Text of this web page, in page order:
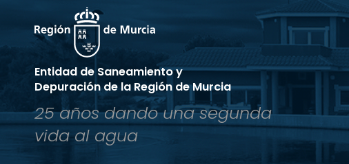
Entidad de Saneamiento y
Depuración de la Región de Murcia
25 años dando una segunda
vida al agua